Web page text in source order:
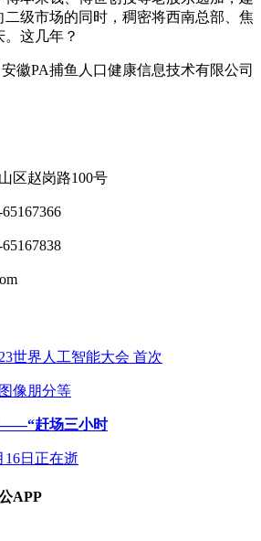
级市场的同时，稠密将西南总部、焦
这几年？
安徽PA捕鱼人口健康信息技术有限公司
区赵岗路100号
世界人工智能大会 首次
像朋分等
——“赶场三小时
16日正在逝
APP